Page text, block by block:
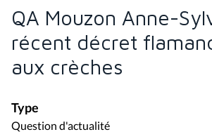
QA Mouzon Anne-
récent décret
aux crèches
Type
Question d'actualité